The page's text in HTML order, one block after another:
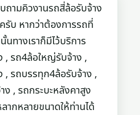
มคิวงานรถสี่ล้อรับจ้าง
รับ หากว่าต้องการรถที่
นทางเราก็มีไว้บริการ
, รถ4ล้อใหญ่รับจ้าง ,
, รถบรรทุก4ล้อรับจ้าง ,
ง , รถกระบะหลังคาสูง
ากหลายขนาดให้ท่านได้